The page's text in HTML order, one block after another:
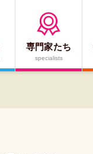
専門家たち
specialists